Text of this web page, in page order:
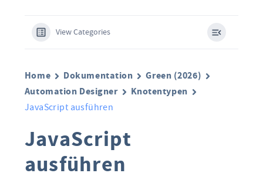
View Categories
Home Dokumentation
Green (2026)
Automation Designer
Knotentypen
JavaScript ausführen
JavaScript
ausführen